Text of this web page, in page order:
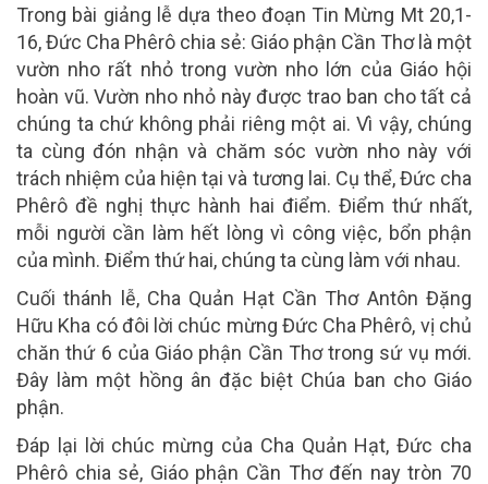
Trong bài giảng lễ dựa theo đoạn Tin Mừng Mt 20,1-
16, Đức Cha Phêrô chia sẻ: Giáo phận Cần Thơ là một
vườn nho rất nhỏ trong vườn nho lớn của Giáo hội
hoàn vũ. Vườn nho nhỏ này được trao ban chotất cả
chúng ta chứ không phải riêng một ai. Vì vậy, chúng
ta cùng đón nhận và chăm sóc vườn nho này với
trách nhiệm của hiện tại và tương lai. Cụ thể, Đức cha
Phêrô đề nghị thực hành hai điểm. Điểm thứ nhất,
mỗi người cần làm hết lòng vì công việc, bổn phận
của mình. Điểm thứ hai, chúng ta cùng làm với nhau.
Cuối thánh lễ, Cha Quản Hạt Cần Thơ Antôn Đặng
Hữu Kha có đôi lời chúc mừng Đức Cha Phêrô, vị chủ
chăn thứ 6 của Giáo phận Cần Thơ trong sứ vụ mới.
Đây làm một hồng ân đặc biệt Chúa ban cho Giáo
phận.
Đáp lại lời chúc mừng của Cha Quản Hạt, Đức cha
Phêrô chia sẻ, Giáo phận Cần Thơ đến nay tròn 70